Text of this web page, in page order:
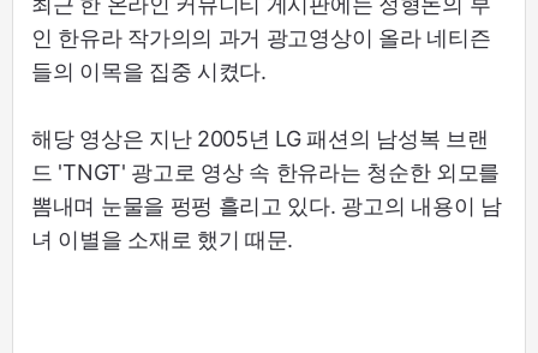
인 한유라 작가의의 과거 광고영상이 올라 네티즌
들의 이목을 집중 시켰다.
해당 영상은 지난 2005년 LG 패션의 남성복 브랜
드 'TNGT' 광고로 영상 속 한유라는 청순한 외모를
뽐내며 눈물을 펑펑 흘리고 있다. 광고의 내용이 남
녀 이별을 소재로 했기 때문.